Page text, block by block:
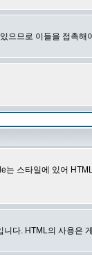
으므로 이들을 접촉해
스타일에 있어
니다. HTML의 사용은